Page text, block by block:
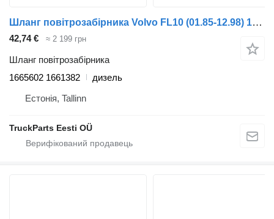
Шланг повітрозабірника Volvo FL10 (01.85-12.98) 1665602 1661382 до тягача Volvo FL, FL6, FL7, FL10, FL12, FS718 (1985-2005)
42,74 € ≈ 2 199 грн
Шланг повітрозабірника
1665602 1661382
дизель
Естонія, Tallinn
TruckParts Eesti OÜ